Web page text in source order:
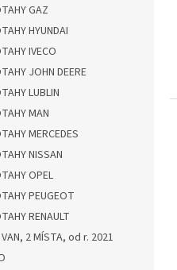
GAZ
HYUNDAI
IVECO
JOHN DEERE
LUBLIN
MAN
MERCEDES
NISSAN
OPEL
PEUGEOT
RENAULT
VAN, 2 MÍSTA, od r. 2021